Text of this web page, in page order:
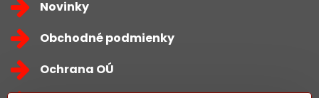
Novinky
Obchodné podmienky
Ochrana OÚ